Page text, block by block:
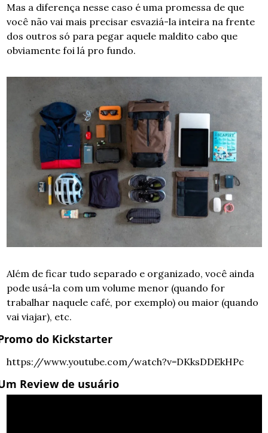
Mas a diferença nesse caso é uma promessa de que
você não vai mais precisar esvaziá-la inteira na frente
dos outros só para pegar aquele maldito cabo que
obviamente foi lá pro fundo.
Além de ficar tudo separado e organizado, você ainda
pode usá-la com um volume menor (quando for
trabalhar naquele café, por exemplo) ou maior (quando
vai viajar), etc.
do Kickstarter
https://www.youtube.com/watch?v=DKksDDEkHPc
Review de usuário